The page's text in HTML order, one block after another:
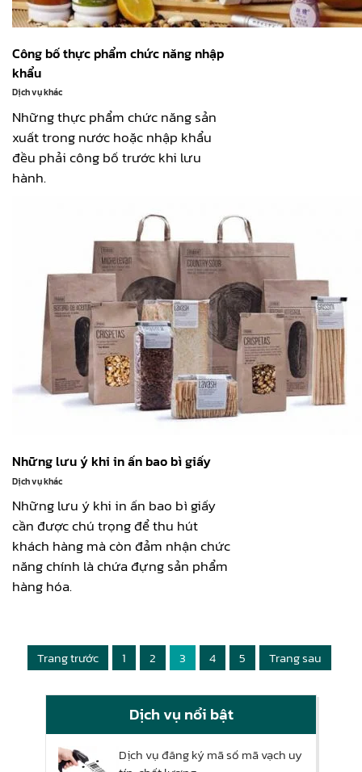
Công bố thực phẩm chức năng nhập
khẩu
Dịch vụ khác
Những thực phẩm chức năng sản
xuất trong nước hoặc nhập khẩu
đều phải công bố trước khi lưu
hành.
Những lưu ý khi in ấn bao bì giấy
Dịch vụ khác
Những lưu ý khi in ấn bao bì giấy
cần được chú trọng để thu hút
khách hàng mà còn đảm nhận chức
năng chính là chứa đựng sản phẩm
hàng hóa.
Trang trước 1 2 3 4 5 Trang sau
Dịch vụ nổi bật
Dịch vụ đăng ký mã số mã vạch uy